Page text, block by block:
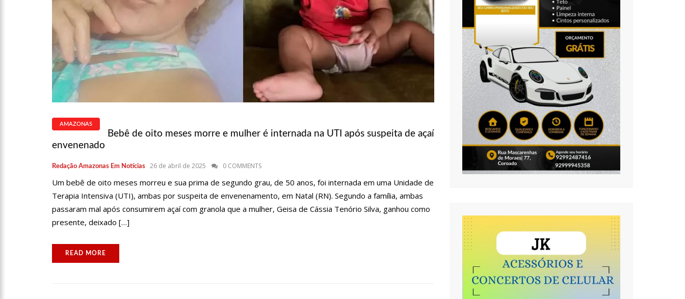
15:01 CARRO ENVOLVIDO EM ACIDENTE FATAL PERTENCIA A WANDERLEY ANDRADE
13:43 WILSON LIMA ENTREGA 68 NOVAS VIATURAS E MAIS DE 4 MIL EQUIPAMENTOS AOS
PROFISSIONAIS DA SEGURANÇA PÚBLICA
18:42 PREÇO MÉDIO DA GASOLINA REGISTRA QUEDA E VAI A R$ 5,04 NO PAÍS, DIZ ANP
17:36
PREFEITURA DE MANAUS RECUPERA PRAÇA DA SAUDADE E FORTALECE PATRIMÔNIO
AMAZONAS
Bebê de oito meses morre e mulher é internada na UTI após suspeita de açaí
envenenado
Redação Amazonas Em Notícias 26 de abril de 2025 0 COMMENTS
Um bebê de oito meses morreu e sua prima de segundo grau, de 50 anos, foi internada em uma Unidade de
Terapia Intensiva (UTI), ambas por suspeita de envenenamento, em Natal (RN). Segundo a família, ambas
passaram mal após consumirem açaí com granola que a mulher, Geisa de Cássia Tenório Silva, ganhou como
presente, deixado […]
READ MORE